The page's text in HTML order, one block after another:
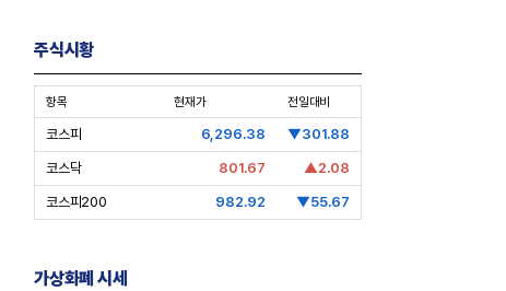
[오너가의 자녀들] 신유열, 대권 승계
실전무대에 서다
대표의 차세대 갤럭시 전략
주식시황
항목 현재가 전일대비
코스피 6,296.38 ▼301.88
코스닥 801.67 ▲2.08
코스피200 982.92 ▼55.67
가상화폐 시세